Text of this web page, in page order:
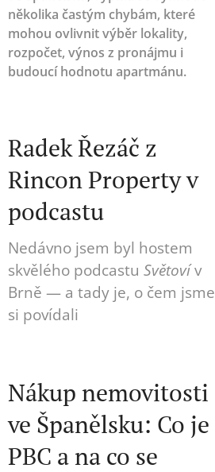
několika častým chybám, které
mohou ovlivnit výběr lokality,
rozpočet, výnos z pronájmu i
budoucí hodnotu apartmánu.
Radek Řezáč z
Rincon Property v
podcastu
Nedávno jsem byl hostem
skvělého podcastu Světovív
Brně — a tady je, o čem jsme
si povídali
Nákup nemovitosti
ve Španělsku: Co je
PBC a na co se